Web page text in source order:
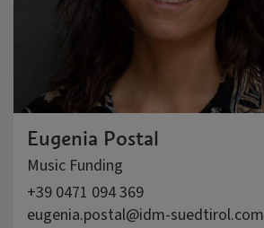
Eugenia Postal
Music Funding
+39 0471 094 369
eugenia.postal@idm-suedtirol.com